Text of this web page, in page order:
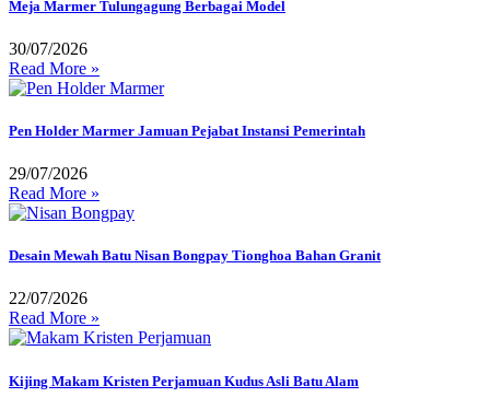
Meja Marmer Tulungagung Berbagai Model
30/07/2026
Read More »
Pen Holder Marmer Jamuan Pejabat Instansi Pemerintah
29/07/2026
Read More »
Desain Mewah Batu Nisan Bongpay Tionghoa Bahan Granit
22/07/2026
Read More »
Kijing Makam Kristen Perjamuan Kudus Asli Batu Alam